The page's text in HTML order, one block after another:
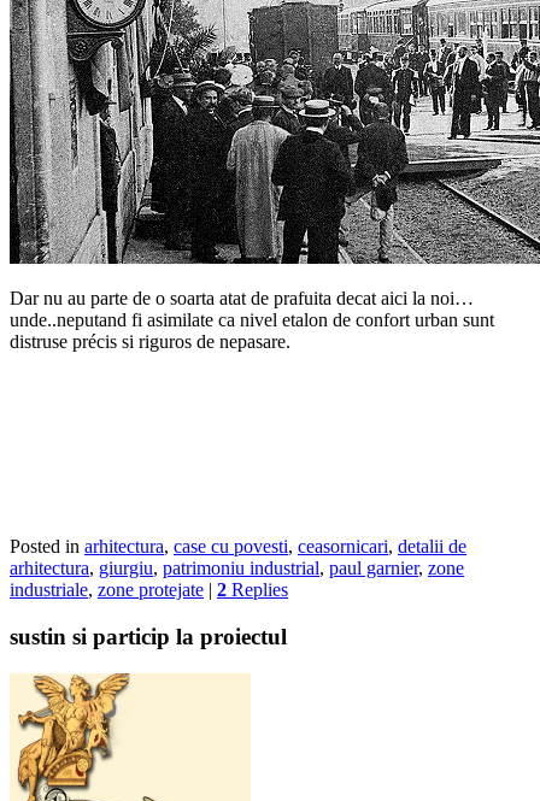
Dar nu au parte de o soarta atat de prafuita decat aici la noi…
unde..neputand fi asimilate ca nivel etalon de confort urban sunt
distruse précis si riguros de nepasare.
Posted in arhitectura, case cu povesti, ceasornicari, detalii de
arhitectura, giurgiu, patrimoniu industrial, paul garnier, zone
industriale, zone protejate | 2 Replies
sustin si particip la proiectul